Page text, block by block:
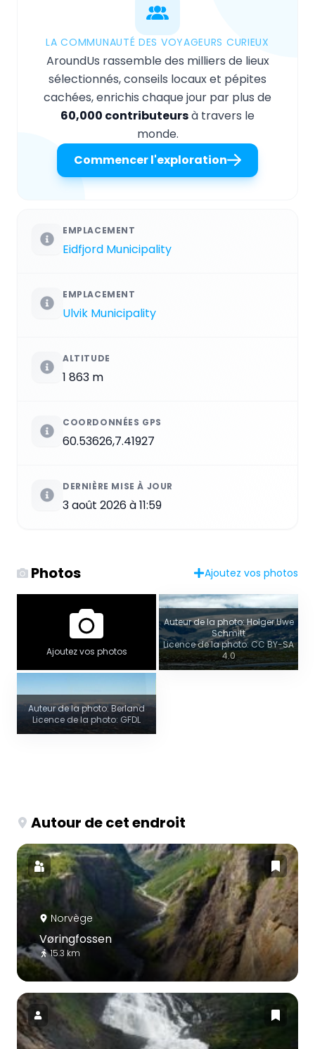
LA COMMUNAUTÉ DES VOYAGEURS CURIEUX
AroundUs rassemble des milliers de lieux
sélectionnés, conseils locaux et pépites
cachées, enrichis chaque jour par plus de
60,000 contributeursà travers le
monde.
Commencer l'exploration
EMPLACEMENT
Eidfjord Municipality
EMPLACEMENT
Ulvik Municipality
ALTITUDE
1 863 m
COORDONNÉES GPS
60.53626,7.41927
DERNIÈRE MISE À JOUR
3 août 2026 à 11:59
Photos Ajoutez vos photos
Ajoutez vos photos
Auteur de la photo: Holger Uwe
Schmitt
Licence de la photo: CC BY-SA
4.0
Auteur de la photo: Berland
Licence de la photo: GFDL
Autour de cet endroit
Norvège
Vøringfossen
15.3 km